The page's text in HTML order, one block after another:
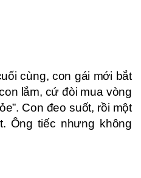
cùng, con gái mới bắt
lắm, cứ đòi mua vòng
Con đeo suốt, rồi một
Ông tiếc nhưng không